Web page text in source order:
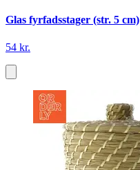
Glas fyrfadsstager (str. 5 cm)
54 kr.